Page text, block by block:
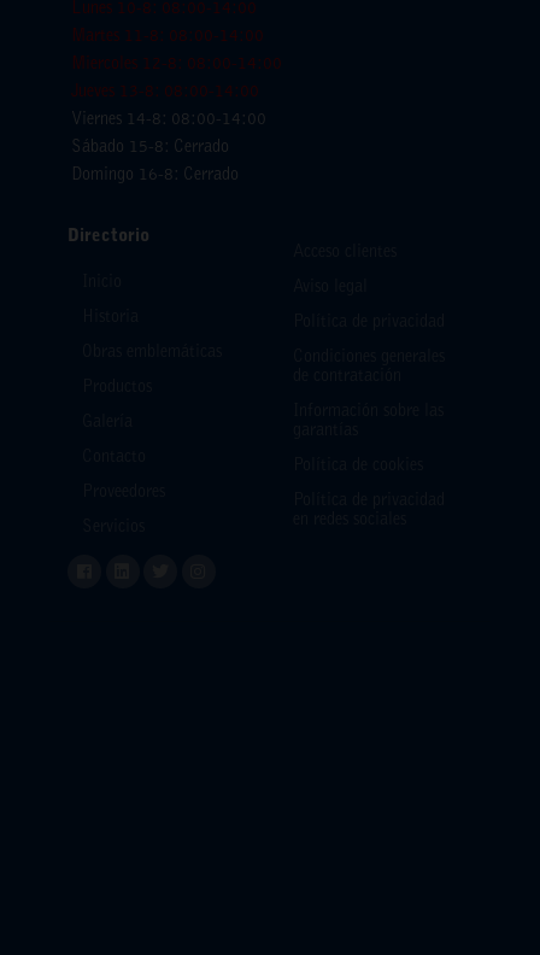
Directorio
Lunes 10-8: 08:00-14:00
Martes 11-8: 08:00-14:00
Miercoles 12-8: 08:00-14:00
Jueves 13-8: 08:00-14:00
Viernes 14-8: 08:00-14:00
Sábado 15-8: Cerrado
Domingo 16-8: Cerrado